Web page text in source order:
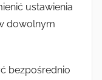
ustawienia
dowolnym
bezpośrednio